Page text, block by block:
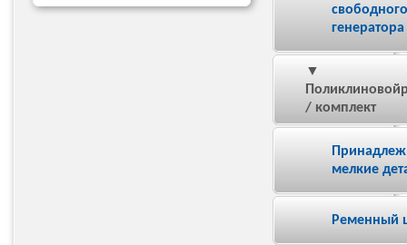
генератора
▼
/ комплект
мелкие
Ременный